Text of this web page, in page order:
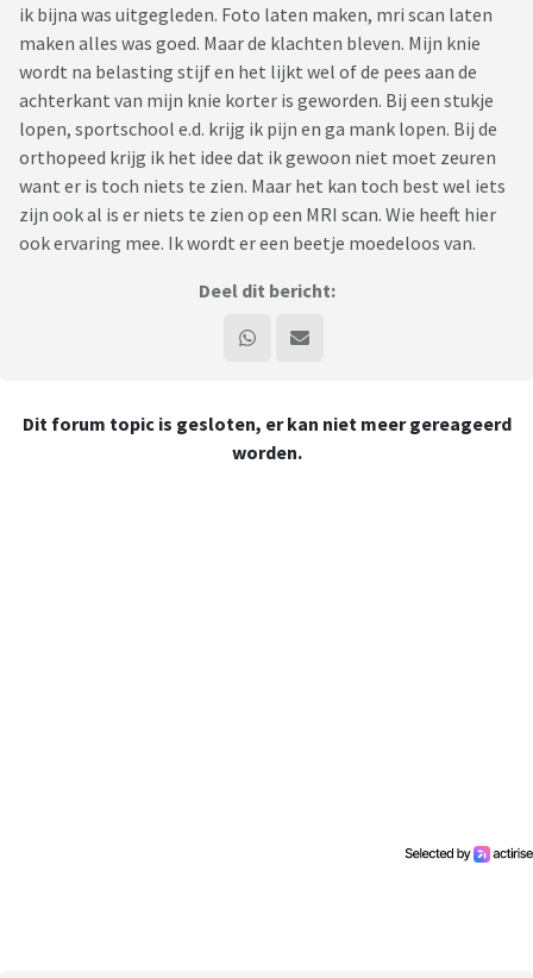
ik bijna was uitgegleden. Foto laten maken, mri scan laten
maken alles was goed. Maar de klachten bleven. Mijn knie
wordt na belasting stijf en het lijkt wel of de pees aan de
achterkant van mijn knie korter is geworden. Bij een stukje
lopen, sportschool e.d. krijg ik pijn en ga mank lopen. Bij de
orthopeed krijg ik het idee dat ik gewoon niet moet zeuren
want er is toch niets te zien. Maar het kan toch best wel iets
zijn ook al is er niets te zien op een MRI scan. Wie heeft hier
ook ervaring mee. Ik wordt er een beetje moedeloos van.
Deel dit bericht:
Dit forum topic is gesloten, er kan niet meer gereageerd
worden.